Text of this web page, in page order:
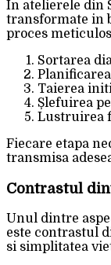
In atelierele din
transformate in
proces
Sortarea
Taierea
Șlefuirea
Lustruirea
Fiecare etapa
transmisa
Contrastul
Unul dintre
este contrastul
si simplitatea